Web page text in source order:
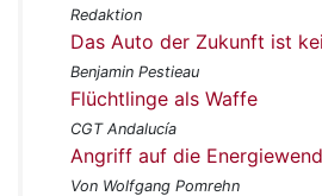
Redaktion
Das Auto der Zukunft ist
Benjamin Pestieau
Flüchtlinge als Waffe
CGT Andalucía
Angriff auf die
Von Wolfgang Pomrehn